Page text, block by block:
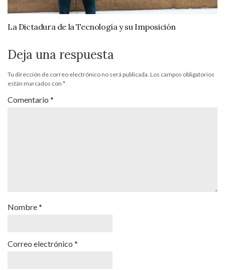
La Dictadura de la Tecnología y su Imposición
Deja una respuesta
Tu dirección de correo electrónico no será publicada. Los campos obligatorios
están marcados con *
Comentario *
Nombre*
Correo electrónico *